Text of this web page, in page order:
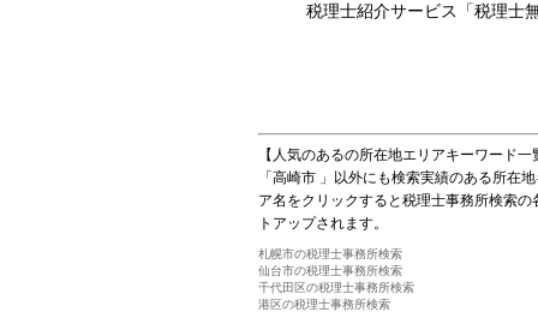
税理士紹介サービス「税理士
【人気のあるの所在地エリアキーワード一
「高崎市 」以外にも検索実績のある所在
ア名をクリックすると税理士事務所検索
トアップされます。
札幌市の税理士事務所検索
仙台市の税理士事務所検索
千代田区の税理士事務所検索
港区の税理士事務所検索